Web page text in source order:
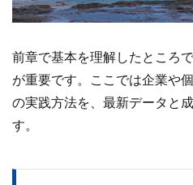
前章で基本を理解したところ
が重要です。ここでは企業や
の実践方法を、最新データと
す。